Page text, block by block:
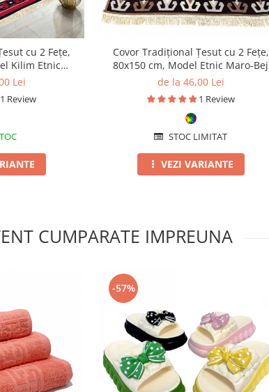
cu 2 Fețe,
Kilim Etnic
Lei
1 Review
Covor Tradițional Țesut cu 2 Fețe,
80x150 cm, Model Etnic Maro-Bej
de la 46,00 Lei
1 Review
STOC LIMITAT
VEZI VARIANTE
CUMPARATE IMPREUNA
-57%